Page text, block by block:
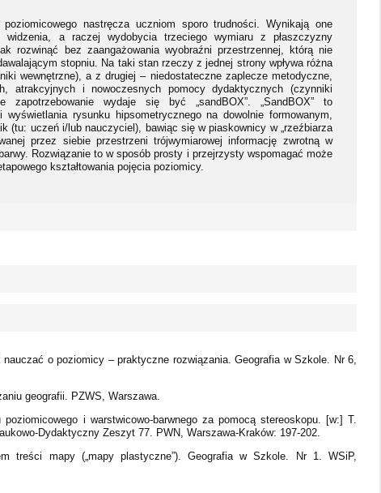
nastręcza uczniom sporo trudności. Wynikają one
a raczej wydobycia trzeciego wymiaru z płaszczyzny
rozwinąć bez zaangażowania wyobraźni przestrzennej, którą nie
stopniu. Na taki stan rzeczy z jednej strony wpływa różna
wewnętrzne), a z drugiej – niedostateczne zaplecze metodyczne,
atrakcyjnych i nowoczesnych pomocy dydaktycznych (czynniki
zapotrzebowanie wydaje się być „sandBOX”. „SandBOX” to
rysunku hipsometrycznego na dowolnie formowanym,
(tu: uczeń i/lub nauczyciel), bawiąc się w piaskownicy w „rzeźbiarza
przez siebie przestrzeni trójwymiarowej informację zwrotną w
Rozwiązanie to w sposób prosty i przejrzysty wspomagać może
kształtowania pojęcia poziomicy.
o poziomicy – praktyczne rozwiązania. Geografia w Szkole. Nr 6,
geografii. PZWS, Warszawa.
i warstwicowo-barwnego za pomocą stereoskopu. [w:] T.
Dydaktyczny Zeszyt 77. PWN, Warszawa-Kraków: 197-202.
treści mapy („mapy plastyczne”). Geografia w Szkole. Nr 1. WSiP,